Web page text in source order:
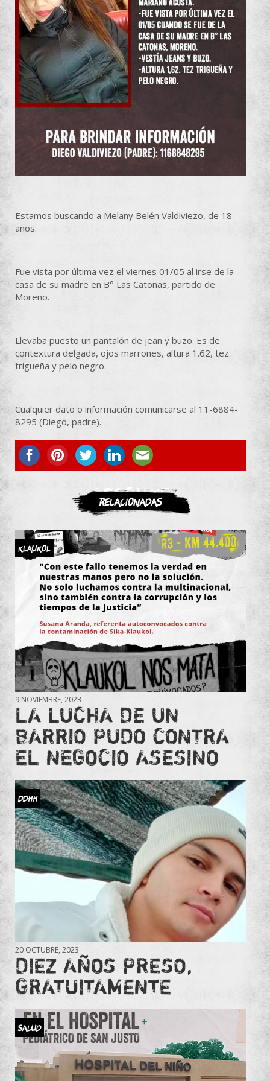
Estamos buscando a Melany Belén Valdiviezo, de 18
años.
Fue vista por última vez el viernes 01/05 al irse de la
casa de su madre en B° Las Catonas, partido de
Moreno.
Llevaba puesto un pantalón de jean y buzo. Es de
contextura delgada, ojos marrones, altura 1.62, tez
trigueña y pelo negro.
Cualquier dato o información comunicarse al 11-6884-
8295 (Diego, padre).
ASOCIATE
Relacionadas
KLAUKOL
9 NOVIEMBRE, 2023
LA LUCHA DE UN
BARRIO PUDO CONTRA
EL NEGOCIO ASESINO
DDHH
20 OCTUBRE, 2023
DIEZ AÑOS PRESO,
GRATUITAMENTE
Salud